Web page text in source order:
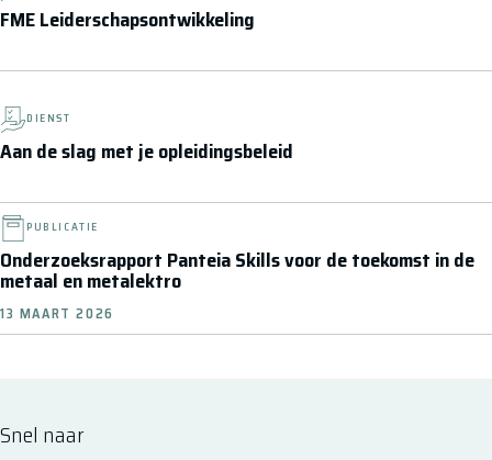
FME Leiderschapsontwikkeling
DIENST
Aan de slag met je opleidingsbeleid
PUBLICATIE
Onderzoeksrapport Panteia Skills voor de toekomst in de
metaal en metalektro
13 MAART 2026
Snel naar